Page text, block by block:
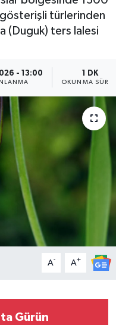
türlerinden
(Duguk) ters lalesi
- 13:00 1 DK
OKUNMA
A- A+
Gürün